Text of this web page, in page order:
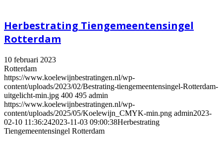
Herbestrating Tiengemeentensingel
Rotterdam
10 februari 2023
Rotterdam
https://www.koelewijnbestratingen.nl/wp-
content/uploads/2023/02/Bestrating-tiengemeentensingel-Rotterdam-
uitgelicht-min.jpg 400 495 admin
https://www.koelewijnbestratingen.nl/wp-
content/uploads/2025/05/Koelewijn_CMYK-min.png admin2023-
02-10 11:36:242023-11-03 09:00:38Herbestrating
Tiengemeentensingel Rotterdam